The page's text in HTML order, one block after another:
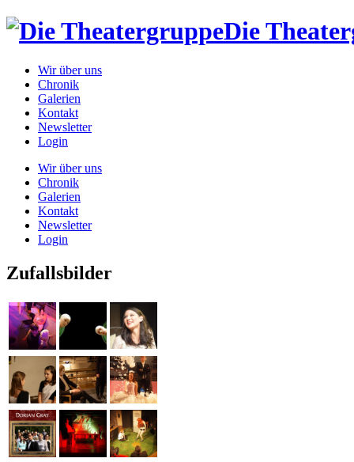
Die
Wir über uns
Chronik
Galerien
Kontakt
Newsletter
Login
Wir über uns
Chronik
Galerien
Kontakt
Newsletter
Login
Zufallsbilder